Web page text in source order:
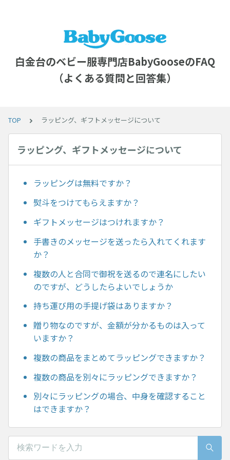
白金台のベビー服専門店BabyGooseのFAQ
（よくある質問と回答集）
TOP ラッピング、ギフトメッセージについて
ラッピング、ギフトメッセージについて
ラッピングは無料ですか？
熨斗をつけてもらえますか？
ギフトメッセージはつけれますか？
手書きのメッセージを送ったら入れてくれます
か？
複数の人と合同で御祝を送るので連名にしたい
のですが、どうしたらよいでしょうか
持ち運び用の手提げ袋はありますか？
贈り物なのですが、金額が分かるものは入って
いますか？
複数の商品をまとめてラッピングできますか？
複数の商品を別々にラッピングできますか？
別々にラッピングの場合、中身を確認すること
はできますか？